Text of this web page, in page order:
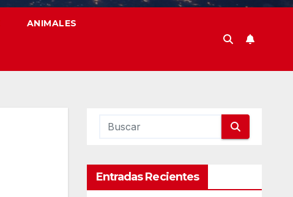
ANIMALES
Entradas Recientes